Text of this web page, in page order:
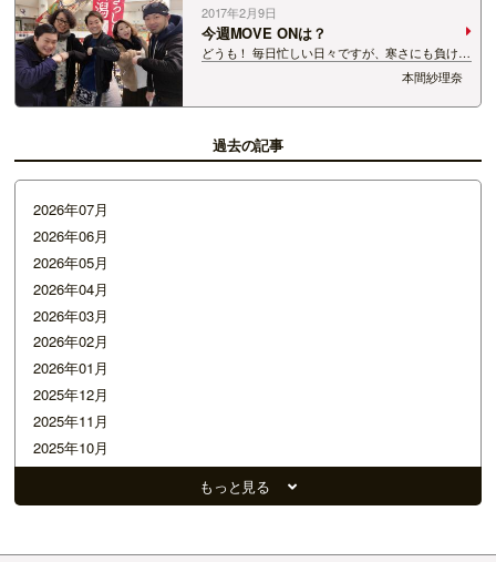
2017年2月9日
今週MOVE ONは？
どうも！ 毎日忙しい日々ですが、寒さにも負けず
元気にやっています（笑） さぁ！2月10日（金）
の FM-NIIGATA SnowJam Program MOVEONは！
もうすぐバレンタインということで今週もプレゼ
本間紗理奈
過去の記事
2026年07月
2026年06月
2026年05月
2026年04月
2026年03月
2026年02月
2026年01月
2025年12月
2025年11月
2025年10月
2025年09月
2025年06月
もっと見る